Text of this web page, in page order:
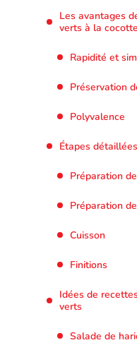
Les avantages
verts à la
Rapidité et
Préservation
Polyvalence
Étapes
Préparation
Préparation
Cuisson
Finitions
Idées de
verts
Salade de